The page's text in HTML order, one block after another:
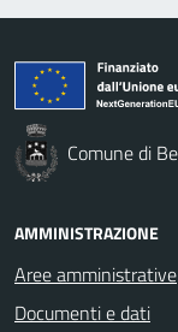
Comune di
AMMINISTRAZIONE
Aree amministrative
Documenti e dati